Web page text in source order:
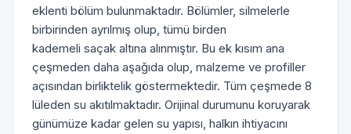
eklenti bölüm bulunmaktadır. Bölümler, silmelerle
birbirinden ayrılmış olup, tümü birden
kademeli saçak altına alınmıştır. Bu ek kısım ana
çeşmeden daha aşağıda olup, malzeme ve profiller
açısından birliktelik göstermektedir. Tüm çeşmede 8
lüleden su akıtılmaktadır. Orijinal durumunu koruyarak
günümüze kadar gelen su yapısı, halkın ihtiyacını